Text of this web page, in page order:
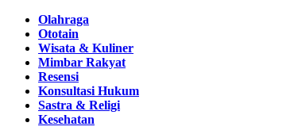
Olahraga
Ototain
Wisata & Kuliner
Mimbar Rakyat
Resensi
Konsultasi Hukum
Sastra & Religi
Kesehatan